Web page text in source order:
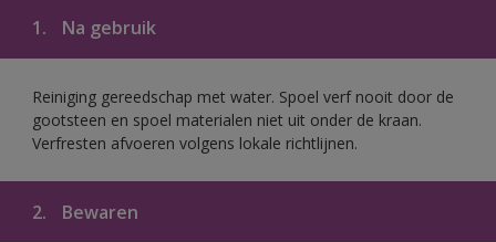
1. Na gebruik
Reiniging gereedschap met water. Spoel verf nooit door de
gootsteen en spoel materialen niet uit onder de kraan.
Verfresten afvoeren volgens lokale richtlijnen.
2. Bewaren